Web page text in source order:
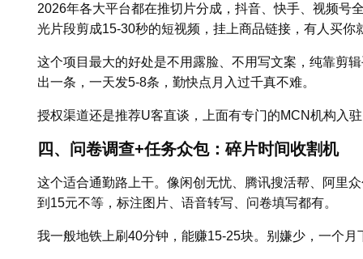
2026年各大平台都在推切片分成，抖音、快手、视频号
光片段剪成15-30秒的短视频，挂上商品链接，有人买你
这个项目最大的好处是不用露脸、不用写文案，纯靠剪
出一条，一天发5-8条，勤快点月入过千真不难。
授权渠道还是推荐U客直谈，上面有专门的MCN机构入
四、问卷调查+任务众包：碎片时间收割机
这个适合通勤路上干。像闲创无忧、腾讯搜活帮、阿里
到15元不等，标注图片、语音转写、问卷填写都有。
我一般地铁上刷40分钟，能赚15-25块。别嫌少，一个